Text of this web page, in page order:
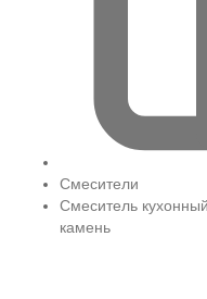
Смесители
Смеситель
камень